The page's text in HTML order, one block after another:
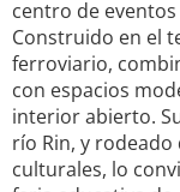
centro de
Construido en el
ferroviario,
con espacios
interior abierto.
río Rin, y
culturales, lo